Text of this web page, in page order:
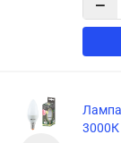
−
3000К